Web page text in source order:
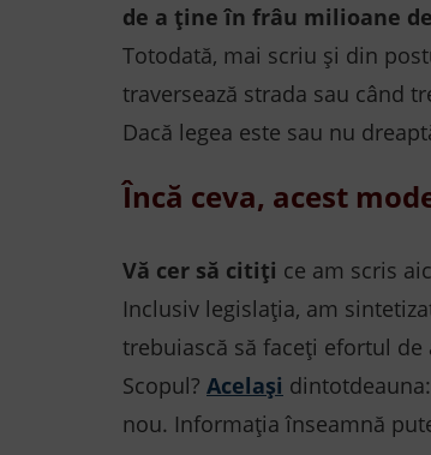
de a ține în frâu milioane
Totodată, mai scriu și din
traversează strada sau când
Dacă legea este sau nu
Încă ceva, acest
Vă cer să citiți ce am scris
Inclusiv legislația, am
trebuiască să faceți efortul de
Scopul? Același
nou. Informația înseamnă